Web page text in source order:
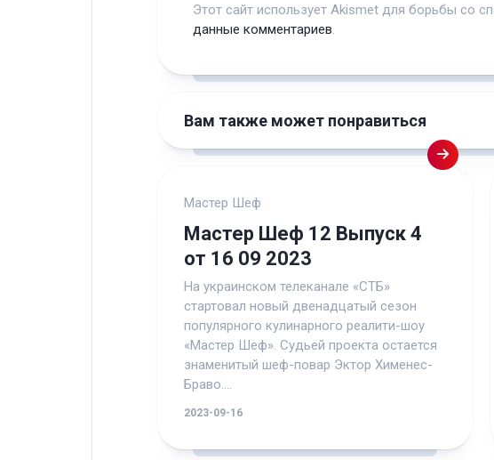
Этот сайт использует Akismet для борьбы со
данные комментариев.
Вам также может понравиться
Мастер Шеф
Мастер Шеф 12 Выпуск 4
от 16 09 2023
На украинском телеканале «СТБ»
стартовал новый двенадцатый сезон
популярного кулинарного реалити-шоу
«Мастер Шеф». Судьей проекта остается
знаменитый шеф-повар Эктор Хименес-
Браво....
2023-09-16